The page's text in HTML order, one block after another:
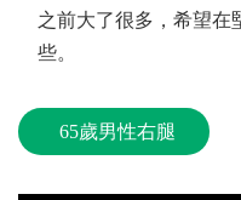
之前大了很多，希望在
些。
65歲男性右腿